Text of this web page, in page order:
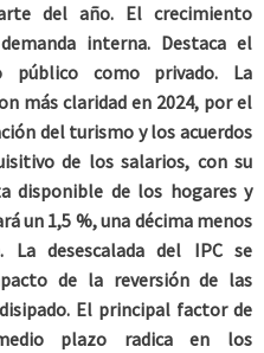
del año. El crecimiento
interna. Destaca el
público como privado. La
más claridad en 2024, por el
del turismo y los acuerdos
de los salarios, con su
disponible de los hogares y
un 1,5 %, una décima menos
desescalada del IPC se
de la reversión de las
El principal factor de
plazo radica en los